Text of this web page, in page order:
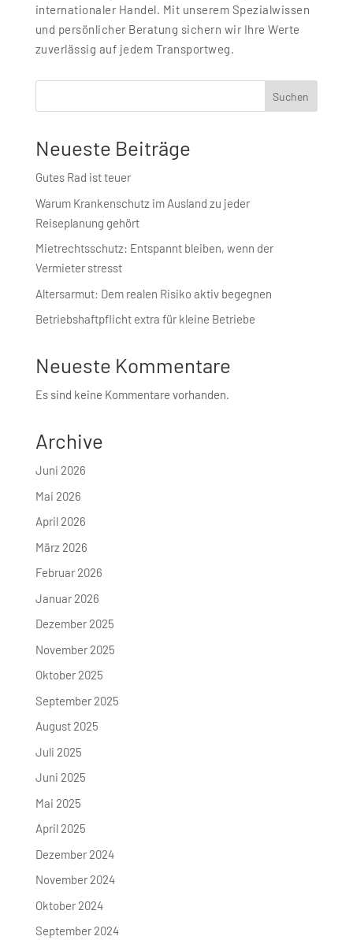
internationaler Handel. Mit unserem Spezialwissen
und persönlicher Beratung sichern wir Ihre Werte
zuverlässig auf jedem Transportweg.
Suchen
Neueste Beiträge
Gutes Rad ist teuer
Warum Krankenschutz im Ausland zu jeder
Reiseplanung gehört
Mietrechtsschutz: Entspannt bleiben, wenn der
Vermieter stresst
Altersarmut: Dem realen Risiko aktiv begegnen
Betriebshaft­pflicht extra für kleine Betriebe
Neueste Kommentare
Es sind keine Kommentare vorhanden.
Archive
Juni 2026
Mai 2026
April 2026
März 2026
Februar 2026
Januar 2026
Dezember 2025
November 2025
Oktober 2025
September 2025
August 2025
Juli 2025
Juni 2025
Mai 2025
April 2025
Dezember 2024
November 2024
Oktober 2024
September 2024